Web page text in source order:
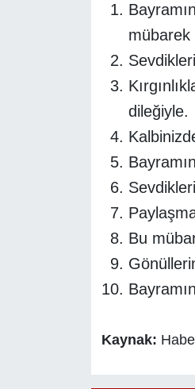
mübarek
dileğiyle.
Bu
Kaynak: